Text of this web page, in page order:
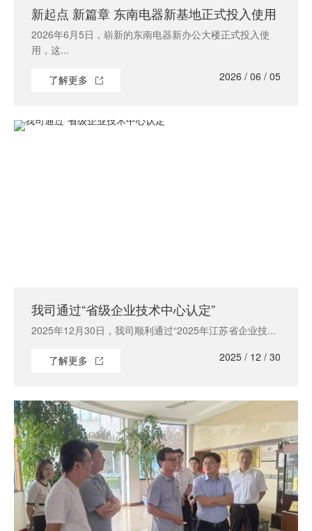
新起点 新篇章 东南电器新基地正式投入使用
2026年6月5日，崭新的东南电器新办公大楼正式投入使
用，这...
了解更多 2026 / 06 / 05
我司通过“省级企业技术中心认定”
2025年12月30日，我司顺利通过“2025年江苏省企业技...
了解更多 2025 / 12 / 30